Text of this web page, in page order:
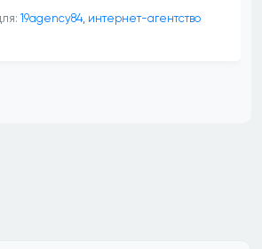
19agency84, интернет-агентство